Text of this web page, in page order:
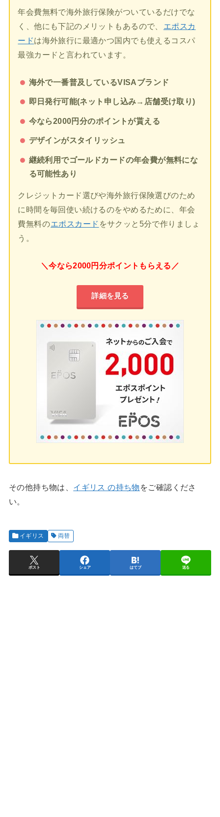
年会費無料で海外旅行保険がついているだけでな
く、他にも下記のメリットもあるので、
エポスカ
ードは海外旅行に最適かつ国内でも使えるコスパ
最強カードと言われています。
海外で一番普及しているVISAブランド
即日発行可能(ネット申し込み→店舗受け取り)
今なら2000円分のポイントが貰える
デザインがスタイリッシュ
継続利用でゴールドカードの年会費が無料にな
る可能性あり
クレジットカード選びや海外旅行保険選びのため
に時間を毎回使い続けるのをやめるために、年会
費無料のエポスカード をサクッと5分で作りましょ
う。
＼今なら2000円分ポイントもらえる／
詳細を見る
その他持ち物は、 イギリス の持ち物 をご確認くださ
い。
イギリス 両替
ポスト シェア はてブ 送る